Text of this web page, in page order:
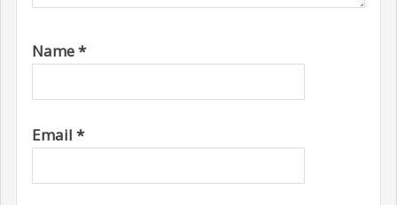
Name*
Email *